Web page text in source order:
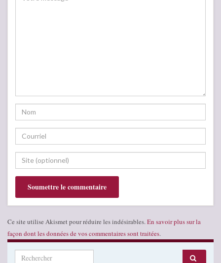
Ce site utilise Akismet pour réduire les indésirables. En savoir plus sur la
façon dont les données de vos commentaires sont traitées.
Search for: